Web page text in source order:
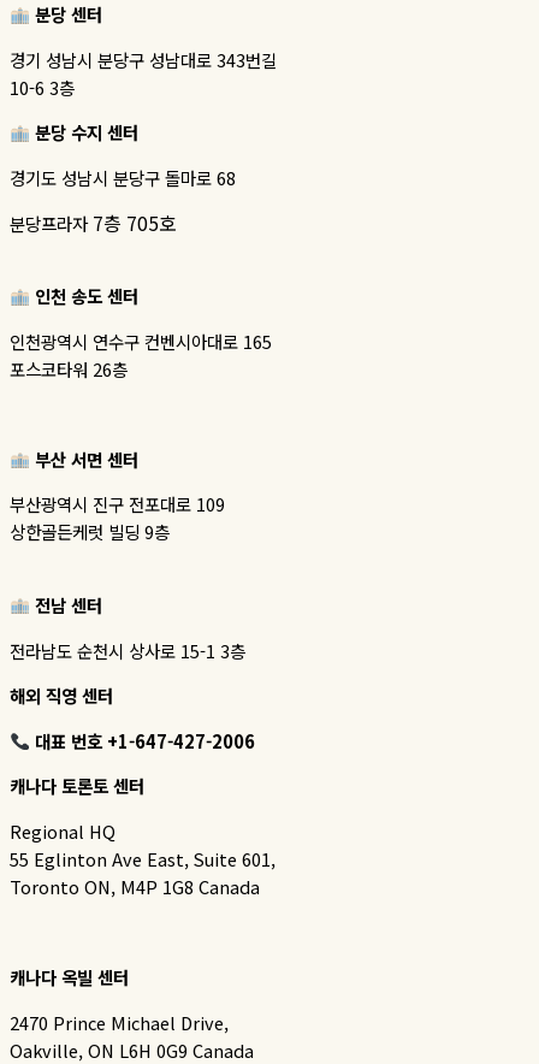
분당 센터
경기 성남시 분당구 성남대로 343번길
10-6 3층
분당 수지 센터
경기도 성남시 분당구 돌마로 68
분당프라자7층 705호
인천 송도 센터
인천광역시 연수구 컨벤시아대로 165
포스코타워 26층
부산 서면 센터
부산광역시 진구 전포대로 109
상한골든케럿 빌딩 9층
전남 센터
전라남도 순천시 상사로 15-1 3층
해외 직영 센터
대표 번호 +1-647-427-2006
캐나다 토론토 센터
Regional HQ
55 Eglinton Ave East, Suite 601,
Toronto ON, M4P 1G8 Canada
캐나다 옥빌 센터
2470 Prince Michael Drive,
Oakville, ON L6H 0G9 Canada